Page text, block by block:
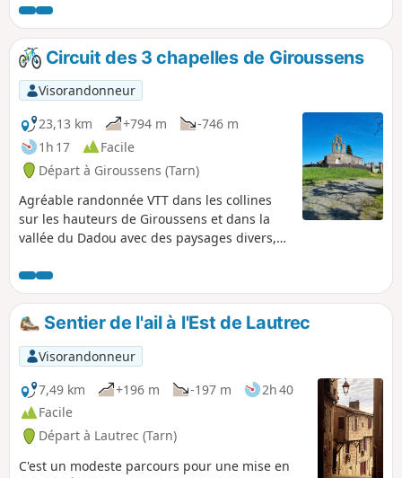
retrouvez un peu plus loin. Elle vous
offre de jolis points de vue sur le village
médiéval, les champs d'ail, la Montagne
Noire plus au Sud et les Pyrénées en
toile de fond lorsque le temps s'y prête.
Circuit des 3 chapelles de Giroussens
Visorandonneur
23,13 km
+794 m
-746 m
1h 17
Facile
Départ à Giroussens (Tarn)
Agréable randonnée VTT dans les collines
sur les hauteurs de Giroussens et dans la
vallée du Dadou avec des paysages divers,
Même diversité au niveau des voies,
chemins, sentiers, pistes empruntées,
routes communales, chemins et sentiers
divers (nature, rural et urbain) avec cailloux,
terre et herbe. Passages locaux délicats par
temps humides et pluvieux dans des
champs cultivés sur des parcelles
communales.
Sentier de l'ail à l'Est de Lautrec
Visorandonneur
7,49 km
+196 m -197 m
2h 40
Facile
Départ à Lautrec (Tarn)
C'est un modeste parcours pour une mise en